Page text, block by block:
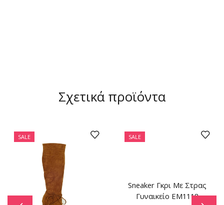
Σχετικά προϊόντα
SALE SALE
Sneaker Γκρι Με Στρας
Γυναικείο EM1118